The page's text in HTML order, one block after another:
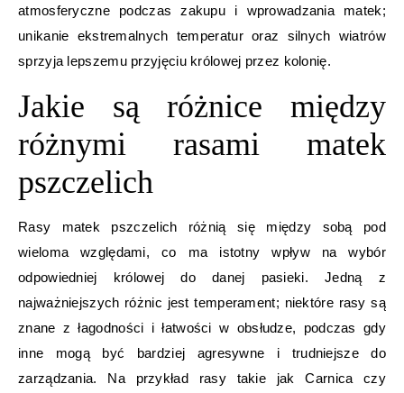
atmosferyczne podczas zakupu i wprowadzania matek;
unikanie ekstremalnych temperatur oraz silnych wiatrów
sprzyja lepszemu przyjęciu królowej przez kolonię.
Jakie są różnice między
różnymi rasami matek
pszczelich
Rasy matek pszczelich różnią się między sobą pod
wieloma względami, co ma istotny wpływ na wybór
odpowiedniej królowej do danej pasieki. Jedną z
najważniejszych różnic jest temperament; niektóre rasy są
znane z łagodności i łatwości w obsłudze, podczas gdy
inne mogą być bardziej agresywne i trudniejsze do
zarządzania. Na przykład rasy takie jak Carnica czy